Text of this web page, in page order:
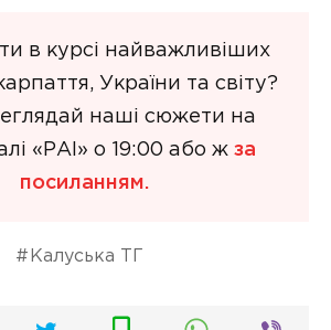
в курсі найважливіших
України та світу?
наші сюжети на
«РАІ» о 19:00 або ж за
посиланням.
Калуська ТГ